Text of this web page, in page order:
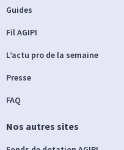
Guides
Fil AGIPI
L’actu pro de la semaine
Presse
FAQ
Nos autres sites